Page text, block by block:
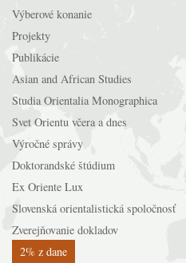
Výberové konanie
Projekty
Publikácie
Asian and African Studies
Studia Orientalia Monographica
Svet Orientu včera a dnes
Výročné správy
Doktorandské štúdium
Ex Oriente Lux
Slovenská orientalistická spoločnosť
Zverejňovanie dokladov
2% z dane